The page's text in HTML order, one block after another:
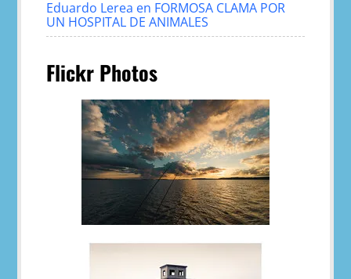
Eduardo Lerea en FORMOSA CLAMA POR
UN HOSPITAL DE ANIMALES
Flickr Photos